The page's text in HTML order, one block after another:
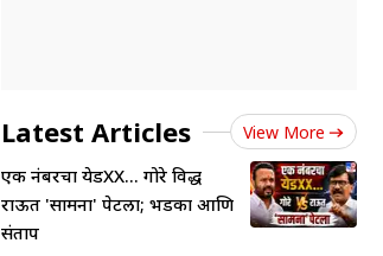
Latest Articles View More
एक नंबरचा येडXX... गोरे विरुद्ध
राऊत 'सामना' पेटला; भडका आणि
संताप